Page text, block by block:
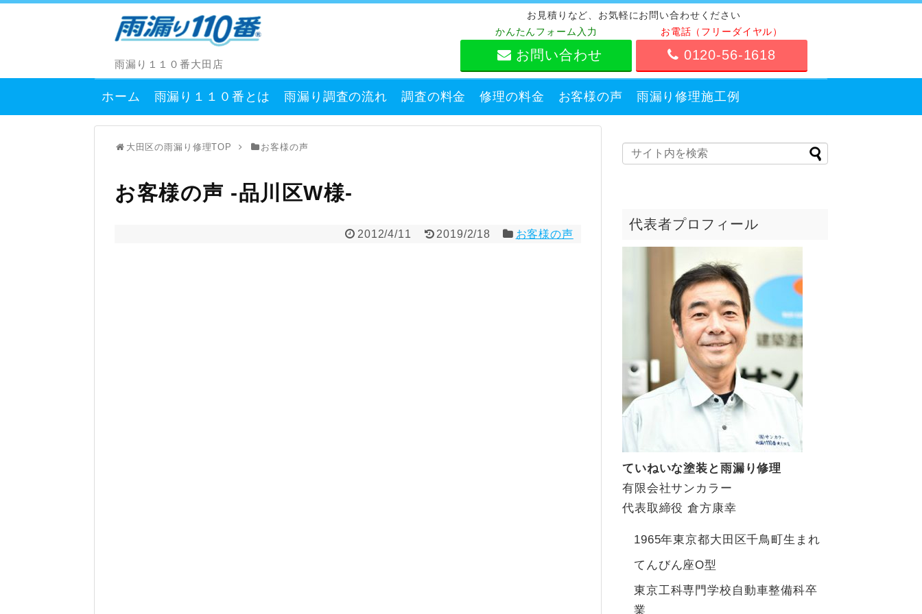
雨漏り１１０番大田店
お見積りなど、お気軽にお問い合わせください
かんたんフォーム入力
お問い合わせ
お電話（フリーダイヤル）
0120-56-1618
ホーム 雨漏り１１０番とは 雨漏り調査の流れ 調査の料金 修理の料金 お客様の声 雨漏り修理施工例
大田区の雨漏り修理TOP お客様の声
お客様の声 -品川区W様-
2012/4/11 2019/2/18 お客様の声
代表者プロフィール
ていねいな塗装と雨漏り修理
有限会社サンカラー
代表取締役 倉方康幸
1965年東京都大田区千鳥町生まれ
てんびん座O型
東京工科専門学校自動車整備科卒
業